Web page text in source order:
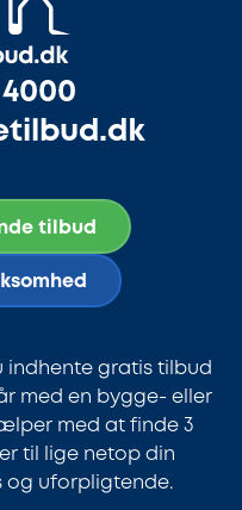
4000
tilbud
indhente gratis tilbud
med en bygge- eller
med at finde 3
til lige netop din
og uforpligtende.